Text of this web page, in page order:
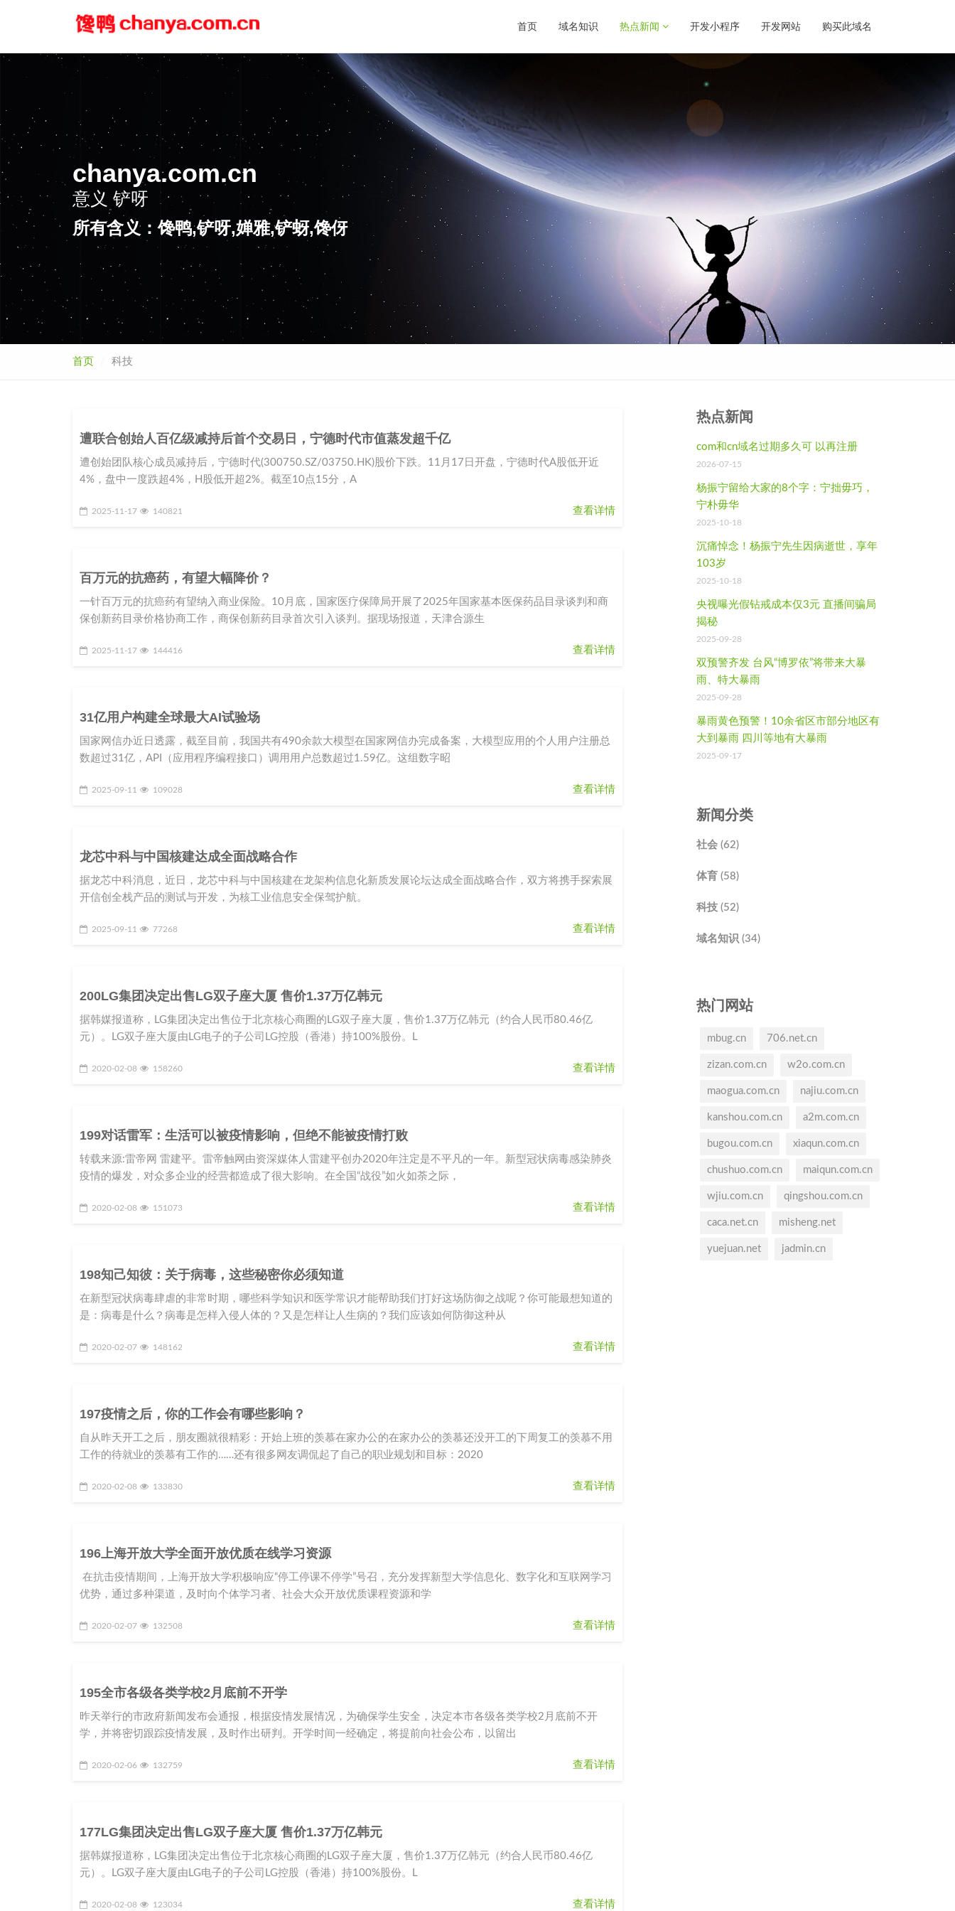
首页 域名知识 热点新闻 开发小程序 开发网站 购买此域名
chanya.com.cn
意义 铲呀
所有含义：馋鸭,铲呀,婵雅,铲蚜,馋伢
首页 科技
遭联合创始人百亿级减持后首个交易日，宁德时代市值蒸发超千亿
遭创始团队核心成员减持后，宁德时代(300750.SZ/03750.HK)股价下跌。11月17日开盘，宁德时代A股低开近
4%，盘中一度跌超4%，H股低开超2%。截至10点15分，A
2025-11-17 140821 查看详情
百万元的抗癌药，有望大幅降价？
一针百万元的抗癌药有望纳入商业保险。10月底，国家医疗保障局开展了2025年国家基本医保药品目录谈判和商
保创新药目录价格协商工作，商保创新药目录首次引入谈判。据现场报道，天津合源生
2025-11-17 144416 查看详情
31亿用户构建全球最大AI试验场
国家网信办近日透露，截至目前，我国共有490余款大模型在国家网信办完成备案，大模型应用的个人用户注册总
数超过31亿，API（应用程序编程接口）调用用户总数超过1.59亿。这组数字昭
2025-09-11 109028 查看详情
龙芯中科与中国核建达成全面战略合作
据龙芯中科消息，近日，龙芯中科与中国核建在龙架构信息化新质发展论坛达成全面战略合作，双方将携手探索展
开信创全栈产品的测试与开发，为核工业信息安全保驾护航。
2025-09-11 77268 查看详情
200LG集团决定出售LG双子座大厦 售价1.37万亿韩元
据韩媒报道称，LG集团决定出售位于北京核心商圈的LG双子座大厦，售价1.37万亿韩元（约合人民币80.46亿
元）。LG双子座大厦由LG电子的子公司LG控股（香港）持100%股份。L
2020-02-08 158260 查看详情
199对话雷军：生活可以被疫情影响，但绝不能被疫情打败
转载来源:雷帝网 雷建平。雷帝触网由资深媒体人雷建平创办2020年注定是不平凡的一年。新型冠状病毒感染肺炎
疫情的爆发，对众多企业的经营都造成了很大影响。在全国“战役”如火如荼之际，
2020-02-08 151073 查看详情
198知己知彼：关于病毒，这些秘密你必须知道
在新型冠状病毒肆虐的非常时期，哪些科学知识和医学常识才能帮助我们打好这场防御之战呢？你可能最想知道的
是：病毒是什么？病毒是怎样入侵人体的？又是怎样让人生病的？我们应该如何防御这种从
2020-02-07 148162 查看详情
197疫情之后，你的工作会有哪些影响？
自从昨天开工之后，朋友圈就很精彩：开始上班的羡慕在家办公的在家办公的羡慕还没开工的下周复工的羡慕不用
工作的待就业的羡慕有工作的……还有很多网友调侃起了自己的职业规划和目标：2020
2020-02-08 133830 查看详情
196上海开放大学全面开放优质在线学习资源
在抗击疫情期间，上海开放大学积极响应“停工停课不停学”号召，充分发挥新型大学信息化、数字化和互联网学习
优势，通过多种渠道，及时向个体学习者、社会大众开放优质课程资源和学
2020-02-07 132508 查看详情
195全市各级各类学校2月底前不开学
昨天举行的市政府新闻发布会通报，根据疫情发展情况，为确保学生安全，决定本市各级各类学校2月底前不开
学，并将密切跟踪疫情发展，及时作出研判。开学时间一经确定，将提前向社会公布，以留出
2020-02-06 132759 查看详情
177LG集团决定出售LG双子座大厦 售价1.37万亿韩元
据韩媒报道称，LG集团决定出售位于北京核心商圈的LG双子座大厦，售价1.37万亿韩元（约合人民币80.46亿
元）。LG双子座大厦由LG电子的子公司LG控股（香港）持100%股份。L
2020-02-08 123034 查看详情
热点新闻
com和cn域名过期多久可 以再注册
2026-07-15
杨振宁留给大家的8个字：宁拙毋巧，
宁朴毋华
2025-10-18
沉痛悼念！杨振宁先生因病逝世，享年
103岁
2025-10-18
央视曝光假钻戒成本仅3元 直播间骗局
揭秘
2025-09-28
双预警齐发 台风“博罗依”将带来大暴
雨、特大暴雨
2025-09-28
暴雨黄色预警！10余省区市部分地区有
大到暴雨 四川等地有大暴雨
2025-09-17
新闻分类
社会 (62)
体育 (58)
科技 (52)
域名知识 (34)
热门网站
mbug.cn 706.net.cn
zizan.com.cn w2o.com.cn
maogua.com.cn najiu.com.cn
kanshou.com.cn a2m.com.cn
bugou.com.cn xiaqun.com.cn
chushuo.com.cn maiqun.com.cn
wjiu.com.cn qingshou.com.cn
caca.net.cn misheng.net
yuejuan.net jadmin.cn